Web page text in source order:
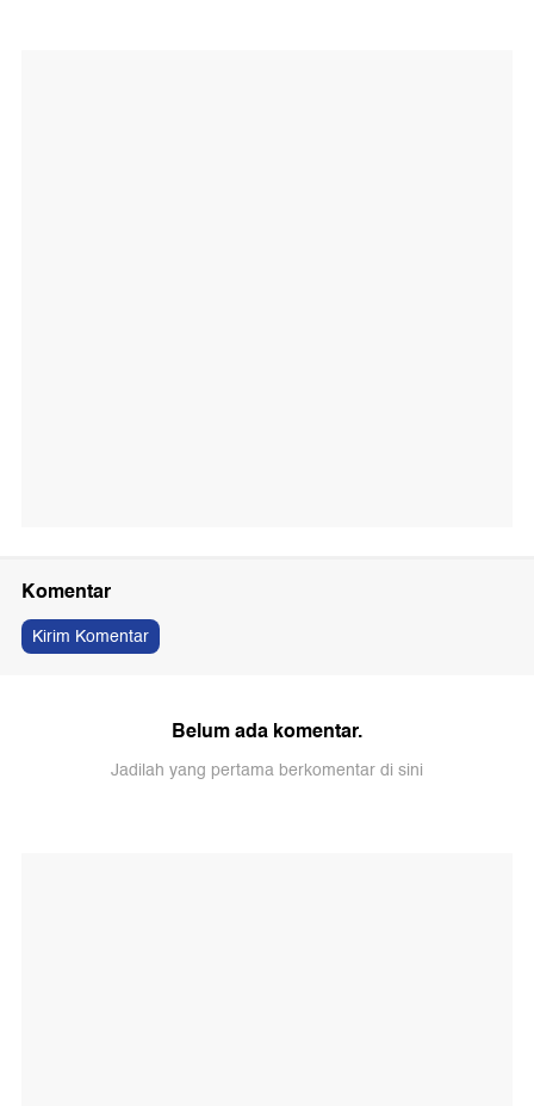
Komentar
Kirim Komentar
Belum ada komentar.
Jadilah yang pertama berkomentar di sini